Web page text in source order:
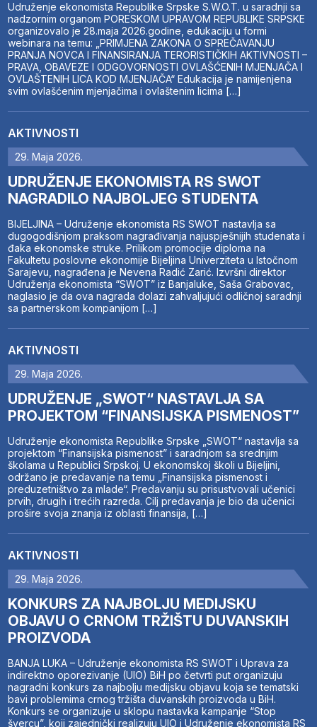
Udruženje ekonomista Republike Srpske S.W.O.T. u saradnji sa
nadzornim organom PORESKOM UPRAVOM REPUBLIKE SRPSKE
organizovalo je 28.maja 2026.godine, edukaciju u formi
webinara na temu: „PRIMJENA ZAKONA O SPREČAVANJU
PRANJA NOVCA I FINANSIRANJA TERORISTIČKIH AKTIVNOSTI –
PRAVA, OBAVEZE I ODGOVORNOSTI OVLAŠĆENIH MJENJAČA I
OVLAŠTENIH LICA KOD MJENJAČA“ Edukacija je namijenjena
svim ovlašćenim mjenjačima i ovlaštenim licima […]
AKTIVNOSTI
29. Maja 2026.
UDRUŽENJE EKONOMISTA RS SWOT
NAGRADILO NAJBOLJEG STUDENTA
BIJELJINA – Udruženje ekonomista RS SWOT nastavlja sa
dugogodišnjom praksom nagrađivanja najuspješnijih studenata i
đaka ekonomske struke. Prilikom promocije diploma na
Fakultetu poslovne ekonomije Bijeljina Univerziteta u Istočnom
Sarajevu, nagrađena je Nevena Radić Zarić. Izvršni direktor
Udruženja ekonomista “SWOT” iz Banjaluke, Saša Grabovac,
naglasio je da ova nagrada dolazi zahvaljujući odličnoj saradnji
sa partnerskom kompanijom […]
AKTIVNOSTI
29. Maja 2026.
UDRUŽENJE „SWOT“ NASTAVLJA SA
PROJEKTOM “FINANSIJSKA PISMENOST”
Udruženje ekonomista Republike Srpske „SWOT“ nastavlja sa
projektom “Finansijska pismenost” i saradnjom sa srednjim
školama u Republici Srpskoj. U ekonomskoj školi u Bijeljini,
održano je predavanje na temu „Finansijska pismenost i
preduzetništvo za mlade“. Predavanju su prisustvovali učenici
prvih, drugih i trećih razreda. Cilj predavanja je bio da učenici
prošire svoja znanja iz oblasti finansija, […]
AKTIVNOSTI
29. Maja 2026.
KONKURS ZA NAJBOLJU MEDIJSKU
OBJAVU O CRNOM TRŽIŠTU DUVANSKIH
PROIZVODA
BANJA LUKA – Udruženje ekonomista RS SWOT i Uprava za
indirektno oporezivanje (UIO) BiH po četvrti put organizuju
nagradni konkurs za najbolju medijsku objavu koja se tematski
bavi problemima crnog tržišta duvanskih proizvoda u BiH.
Konkurs se organizuje u sklopu nastavka kampanje “Stop
švercu”, koji zajednički realizuju UIO i Udruženje ekonomista RS